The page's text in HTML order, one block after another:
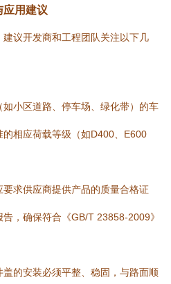
应用建议
议开发商和工程团队关注以下几
如小区道路、停车场、绿化带）的车
相应荷载等级（如D400、E600
要求供应商提供产品的质量合格证
，确保符合《GB/T 23858-2009》
盖的安装必须平整、稳固，与路面顺